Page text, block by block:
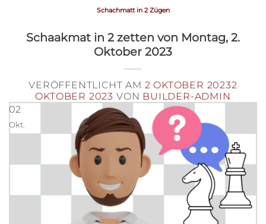
Schachmatt in 2 Zügen
Schaakmat in 2 zetten von Montag, 2.
Oktober 2023
VERÖFFENTLICHT AM 2 OKTOBER 20232
OKTOBER 2023 VON BUILDER-ADMIN
02
Okt.